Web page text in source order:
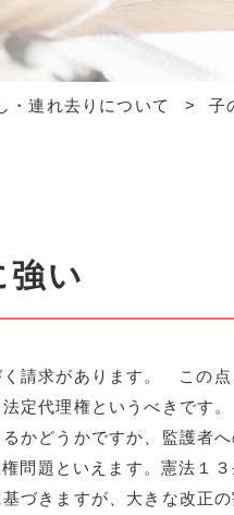
・連れ去りについて 子
強い
請求があります。 この
定代理権というべきで
かどうかですか、監護者
問題といえます。憲法１
づきますが、大きな改正